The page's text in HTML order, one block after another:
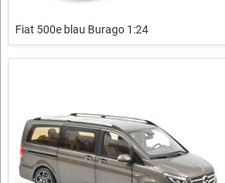
Fiat 500e blau Burago 1:24